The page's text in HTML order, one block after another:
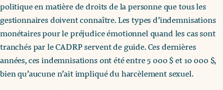
politique en matière de droits de la personne que tous les
gestionnaires doivent connaître. Les types d’indemnisations
monétaires pour le préjudice émotionnel quand les cas sont
tranchés par le CADRP servent de guide. Ces dernières
années, ces indemnisations ont été entre 5 000 $ et 10 000 $,
bien qu’aucune n’ait impliqué du harcèlement sexuel.